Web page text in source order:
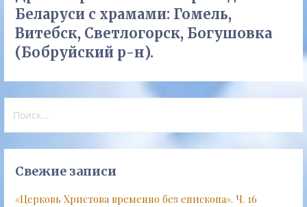
Беларуси с храмами: Гомель,
Витебск, Светлогорск, Богушовка
(Бобруйский р-н).
Свежие записи
«Церковь Христова временно без епископа». Ч. 16